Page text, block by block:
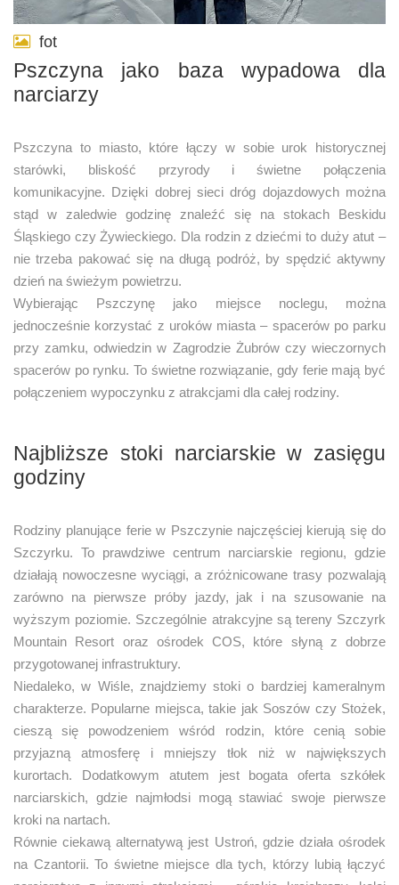
fot
Pszczyna jako baza wypadowa dla
narciarzy
Pszczyna to miasto, które łączy w sobie urok historycznej
starówki, bliskość przyrody i świetne połączenia
komunikacyjne. Dzięki dobrej sieci dróg dojazdowych można
stąd w zaledwie godzinę znaleźć się na stokach Beskidu
Śląskiego czy Żywieckiego. Dla rodzin z dziećmi to duży atut –
nie trzeba pakować się na długą podróż, by spędzić aktywny
dzień na świeżym powietrzu.
Wybierając Pszczynę jako miejsce noclegu, można
jednocześnie korzystać z uroków miasta – spacerów po parku
przy zamku, odwiedzin w Zagrodzie Żubrów czy wieczornych
spacerów po rynku. To świetne rozwiązanie, gdy ferie mają być
połączeniem wypoczynku z atrakcjami dla całej rodziny.
Najbliższe stoki narciarskie w zasięgu
godziny
Rodziny planujące ferie w Pszczynie najczęściej kierują się do
Szczyrku. To prawdziwe centrum narciarskie regionu, gdzie
działają nowoczesne wyciągi, a zróżnicowane trasy pozwalają
zarówno na pierwsze próby jazdy, jak i na szusowanie na
wyższym poziomie. Szczególnie atrakcyjne są tereny Szczyrk
Mountain Resort oraz ośrodek COS, które słyną z dobrze
przygotowanej infrastruktury.
Niedaleko, w Wiśle, znajdziemy stoki o bardziej kameralnym
charakterze. Popularne miejsca, takie jak Soszów czy Stożek,
cieszą się powodzeniem wśród rodzin, które cenią sobie
przyjazną atmosferę i mniejszy tłok niż w największych
kurortach. Dodatkowym atutem jest bogata oferta szkółek
narciarskich, gdzie najmłodsi mogą stawiać swoje pierwsze
kroki na nartach.
Równie ciekawą alternatywą jest Ustroń, gdzie działa ośrodek
na Czantorii. To świetne miejsce dla tych, którzy lubią łączyć